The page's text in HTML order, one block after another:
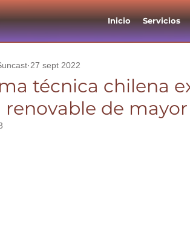
Inicio Servicios
técnica chilena
renovable de
27 sept 2022